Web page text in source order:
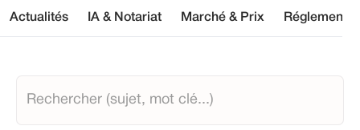
Actualités IA & Notariat Marché & Prix